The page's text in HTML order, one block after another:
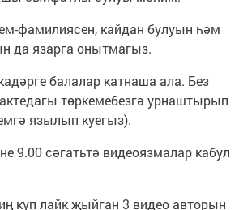
фамилиясен, кайдан булуын һәм
да язарга онытмагыз.
балалар катнаша ала. Без
төркемебезгә урнаштырып
язылып куегыз).
9.00 сәгатьтә видеоязмалар кабул
күп лайк җыйган 3 видео авторын